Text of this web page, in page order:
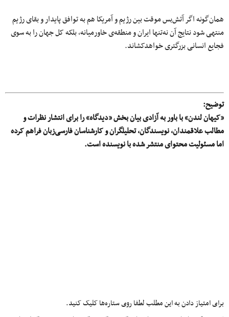
همان‌گونه اگر آتش‌بس موقت بین رژیم و آمریکا هم به توافق پایدار و بقای رژیم
منتهی شود نتایج آن نه‌تنها ایران و منطقه‌ی خاورمیانه، بلکه کل جهان را به سوی
فجایع انسانی بزرگتری خواهدکشاند.
توضیح:
«کیهان لندن» با باور به آزادی بیان بخش «دیدگاه» را برای انتشار نظرات و
مطالب علاقمندان، نویسندگان، تحلیلگران و کارشناسان فارسی‌زبان فراهم کرده
اما مسئولیت محتوای منتشر شده با نویسنده است.
برای امتیاز دادن به این مطلب لطفا روی ستاره‌ها کلیک کنید.